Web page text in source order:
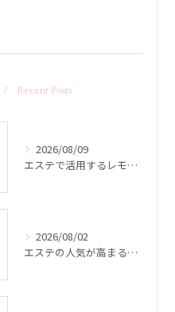
Recent Posts
2026/08/09
エステで活用するレモンエキスの魅力と効果的な取り入れ方
2026/08/02
エステの人気が高まる佐賀県杵島郡江北町鹿島市で自分に合う施術と通いやすさを徹底比較